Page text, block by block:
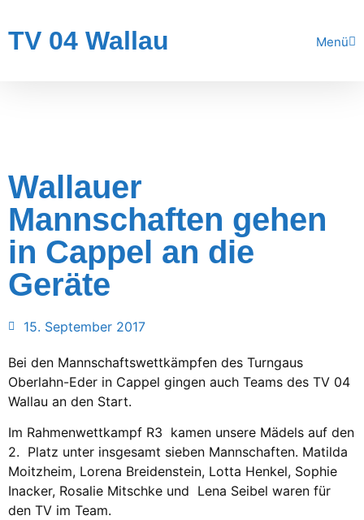
TV 04 Wallau Menü
Wallauer
Mannschaften gehen
in Cappel an die
Geräte
15. September 2017
Bei den Mannschaftswettkämpfen des Turngaus
Oberlahn-Eder in Cappel gingen auch Teams des TV 04
Wallau an den Start.
Im Rahmenwettkampf R3 kamen unsere Mädels auf den
2. Platz unter insgesamt sieben Mannschaften. Matilda
Moitzheim, Lorena Breidenstein, Lotta Henkel, Sophie
Inacker, Rosalie Mitschke und Lena Seibel waren für
den TV im Team.